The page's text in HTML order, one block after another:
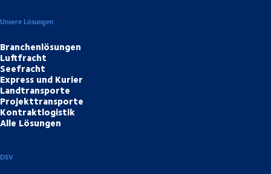
Unsere Lösungen
Branchenlösungen
Luftfracht
Seefracht
Express und Kurier
Landtransporte
Projekttransporte
Kontraktlogistik
Alle Lösungen
DSV